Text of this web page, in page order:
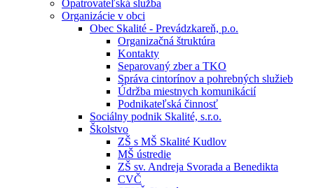
Opatrovateľská služba
Organizácie v obci
Obec Skalité - Prevádzkareň, p.o.
Organizačná štruktúra
Kontakty
Separovaný zber a TKO
Správa cintorínov a pohrebných služieb
Údržba miestnych komunikácií
Podnikateľská činnosť
Sociálny podnik Skalité, s.r.o.
Školstvo
ZŠ s MŠ Skalité Kudlov
MŠ ústredie
ZŠ sv. Andreja Svorada a Benedikta
CVČ